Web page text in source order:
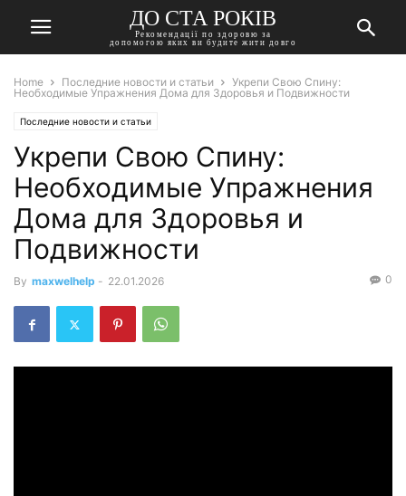
ДО СТА РОКІВ
Рекомендації по здоровю за
допомогою яких ви будите жити довго
Home Последние новости и статьи
Укрепи Свою Спину:
Необходимые Упражнения Дома для Здоровья и Подвижности
Последние новости и статьи
Укрепи Свою Спину:
Необходимые Упражнения
Дома для Здоровья и
Подвижности
By maxwelhelp - 22.01.2026 0